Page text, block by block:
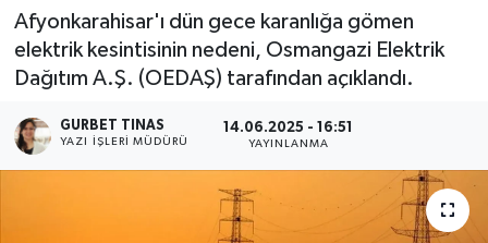
Afyonkarahisar'ı dün gece karanlığa gömen
elektrik kesintisinin nedeni, Osmangazi Elektrik
Dağıtım A.Ş. (OEDAŞ) tarafından açıklandı.
GURBET TINAS
YAZI İŞLERI MÜDÜRÜ
14.06.2025 - 16:51
YAYINLANMA
Eğitim
Tüm Manşetler